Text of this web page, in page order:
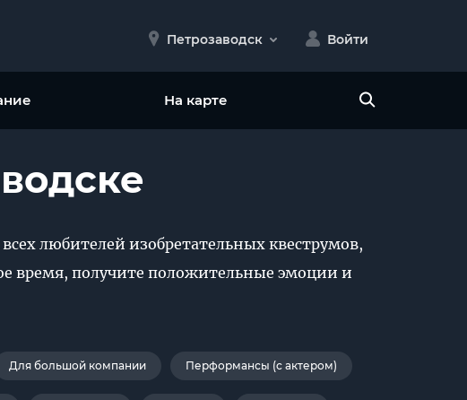
Петрозаводск Войти
На карте
любителей изобретательных квеструмов,
время, получите положительные эмоции и
Для большой компании Перформансы (с актером)